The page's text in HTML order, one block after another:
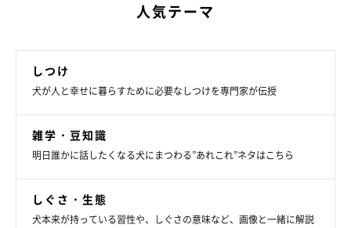
県在住のＩさん。
行政の車が避難を推奨しながら、自宅周辺を周回しはじめたのは
「差し迫った状況であわてて避難するのは嫌だったので、早い段
階で避難することにしました。
避難の決断が早かったので、愛犬グッズをそろえるのもゆとりを
もってできたのがよかったと思います」とＩさん。
人気テーマ
しつけ
犬が人と幸せに暮らすために必要なしつけを専門家が伝授
雑学・豆知識
明日誰かに話したくなる犬にまつわる”あれこれ”ネタはこちら
しぐさ・生態
犬本来が持っている習性や、しぐさの意味など、画像と一緒に解説